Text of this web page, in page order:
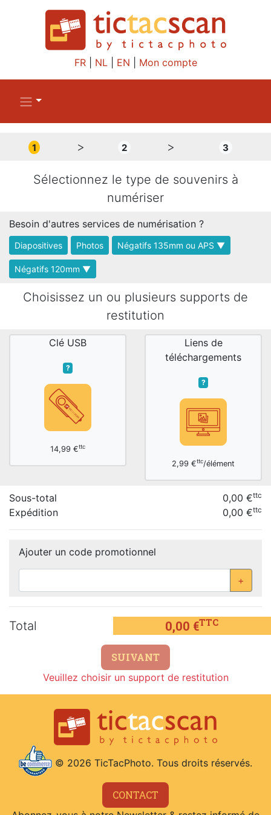
FR| NL| EN Mon compte
1 > 2 > 3
Sélectionnez le type de souvenirs à
numériser
Besoin d'autres services de numérisation ?
Diapositives Photos Négatifs 135mm ou APS ▼
Négatifs 120mm ▼
Choisissez un ou plusieurs supports de
restitution
Clé USB
?
14,99 €ttc
Liens de
téléchargements
?
2,99 €ttc/élément
Sous-total 0,00 €ttc
Expédition 0,00 €ttc
Ajouter un code promotionnel
+
Total 0,00 €TTC
SUIVANT
Veuillez choisir un support de restitution
© 2026 TicTacPhoto. Tous droits réservés.
CONTACT